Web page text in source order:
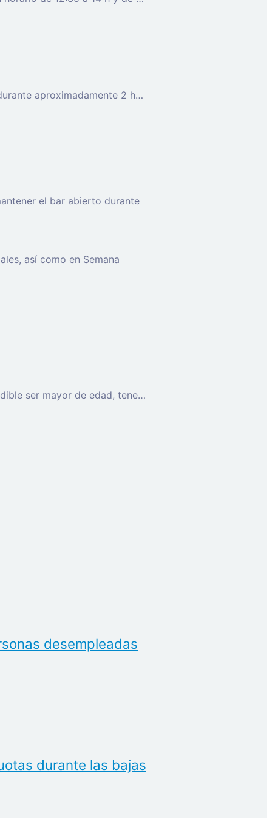
Persona que se ocupe de las tareas del hogar de una persona mayor 1 día a la semana (probablemente miércoles) durante aproximadamente 2 horas (45 minutos de aseo y 1 hora y media de limpieza del hogar). Valorable experiencia y vehículo que permita movilidad
el bar abierto durante
así como en Semana
Ayudante de cocina para los meses de agosto y septiembre de jueves a lunes y en horario de 8-16 horas. Imprescindible ser mayor de edad, tener el Carnet de Manipulador de Alimentos.
desempleadas
durante las bajas